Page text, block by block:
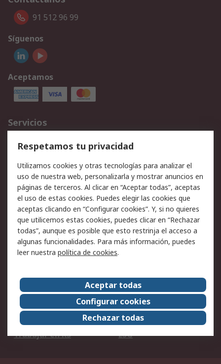
91 512 96 99
Síguenos
Aceptamos
Servicios
Cómo realizar pedidos
Devoluciones
Facturación y pago
Ofertas
Soporte técnico
Legal
Aviso legal
Política de privacidad -
Actualizada
Política sobre cookies
Seguridad de emails
Certificaciones de
Condiciones de venta
Acerca de RS
Acerca de RS
RS Group
RS en el mundo
Sala de prensa
Trabajar en RS
ESG
Respetamos tu privacidad
Utilizamos cookies y otras tecnologías para analizar el
uso de nuestra web, personalizarla y mostrar anuncios en
páginas de terceros. Al clicar en “Aceptar todas”, aceptas
el uso de estas cookies. Puedes elegir las cookies que
aceptas clicando en “Configurar cookies”. Y, si no quieres
que utilicemos estas cookies, puedes clicar en “Rechazar
todas”, aunque es posible que esto restrinja el acceso a
algunas funcionalidades. Para más información, puedes
leer nuestra política de cookies.
Aceptar todas
Configurar cookies
Rechazar todas